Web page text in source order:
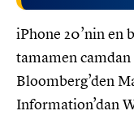
iPhone 20’nin en
tamamen camdan
Bloomberg’den
Information’dan